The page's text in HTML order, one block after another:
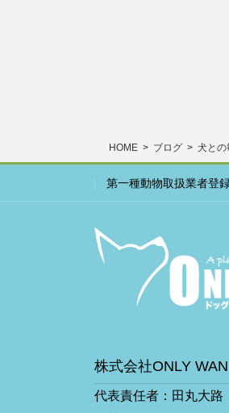
HOME ブログ 犬との
第一種動物取扱業者登
株式会社ONLY WAN
代表責任者：田丸大路